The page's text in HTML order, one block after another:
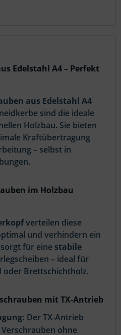
Edelstahl A4 – Perfekt
aus Edelstahl A4
sind die ideale
Holzbau. Sie bieten
Kraftübertragung
– selbst in
im Holzbau
verteilen diese
und verhindern ein
für eine stabile
– ideal für
oder Brettschichtholz.
mit TX-Antrieb
Der TX-Antrieb
ohne